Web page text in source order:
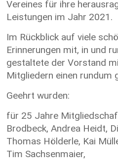
Vereines für ihre
Leistungen im Jahr 2021.
Im Rückblick auf viele
Erinnerungen mit, in und
gestaltete der Vorstand
Mitgliedern einen rundum
Geehrt wurden:
für 25 Jahre
Brodbeck, Andrea Heidt,
Thomas Hölderle, Kai
Tim Sachsenmaier,